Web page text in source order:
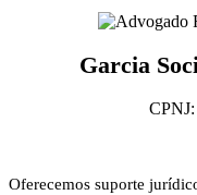
Garcia
Oferecemos suporte